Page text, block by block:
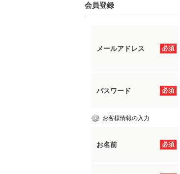
会員登録
必須
メールアドレス
必須
パスワード
お客様情報の入力
必須
お名前